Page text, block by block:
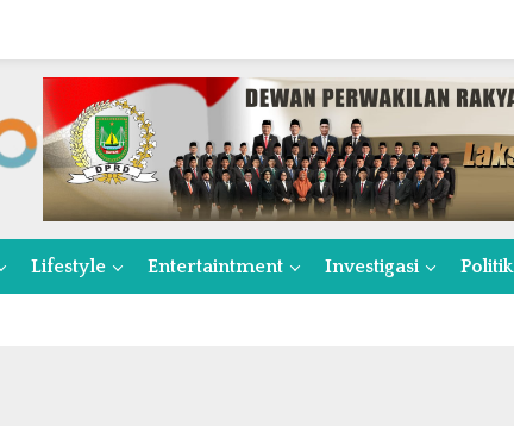
Lifestyle Entertaintment Investigasi Politik